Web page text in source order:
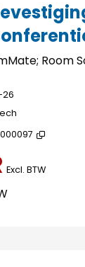
Room
26
Excl. BTW